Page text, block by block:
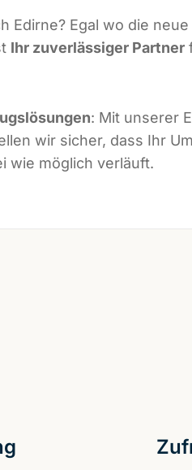
Edirne? Egal wo die
Ihr zuverlässiger Partner
: Mit unserer
wir sicher, dass Ihr
wie möglich verläuft.